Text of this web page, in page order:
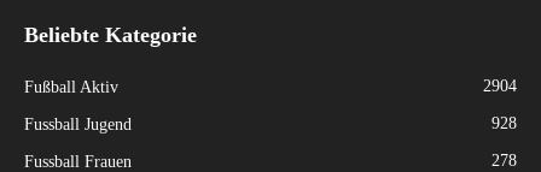
Beliebte Kategorie
Fußball Aktiv 2904
Fussball Jugend 928
Fussball Frauen 278